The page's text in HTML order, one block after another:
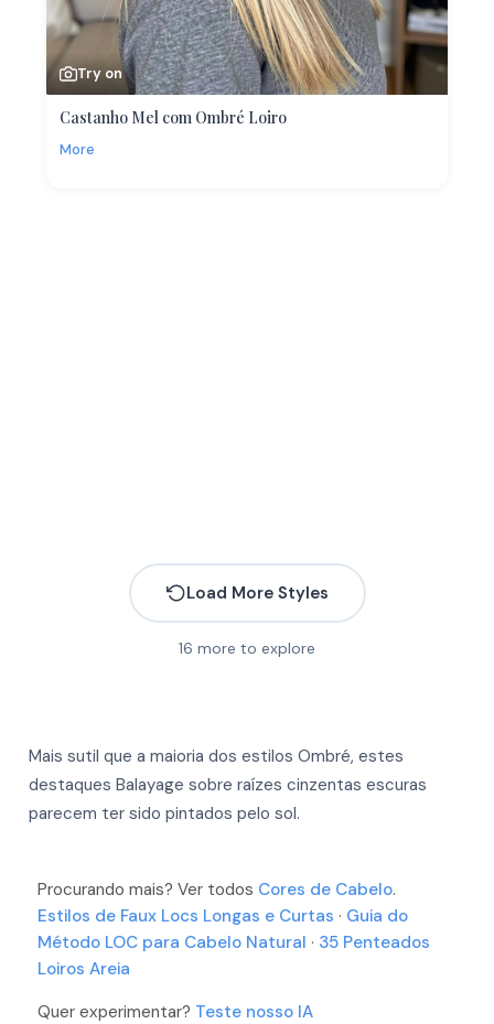
Try on
Castanho Mel com Ombré Loiro
More
More
More
More
More
More
More
More
More
More
Load More Styles
16 more to explore
Mais sutil que a maioria dos estilos Ombré, estes
destaques Balayage sobre raízes cinzentas escuras
parecem ter sido pintados pelo sol.
Procurando mais? Ver todos Cores de Cabelo.
Estilos de Faux Locs Longas e Curtas · Guia do
Método LOC para Cabelo Natural · 35 Penteados
Loiros Areia
Quer experimentar? Teste nosso IA